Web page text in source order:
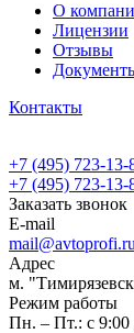
О
Лицензии
Отзывы
Контакты
+7 (495) 723-13-
+7 (495) 723-13-
Заказать звонок
E-mail
mail@avtoprofi.ru
Адрес
м.
Режим работы
Пн. – Пт.: с 9:00